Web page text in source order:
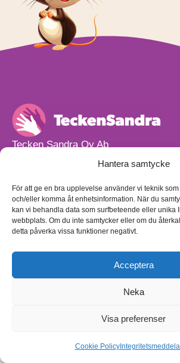
Hantera samtycke
För att ge en bra upplevelse använder vi teknik
och/eller komma åt enhetsinformation. När du
kan vi behandla data som surfbeteende eller unika
webbplats. Om du inte samtycker eller om du
detta påverka vissa funktioner negativt.
Acceptera
Neka
Visa preferenser
Cookie Policy
Tecken Sandra Oy Ab
info@teckensandra.fi
Vårt verksamhetsutrymme HÖRNAN
Torpvägen 9 B 13,
01150 Söderkulla
Beställnings- och leveransvillkor
Sekretesspolicy
(på finska)